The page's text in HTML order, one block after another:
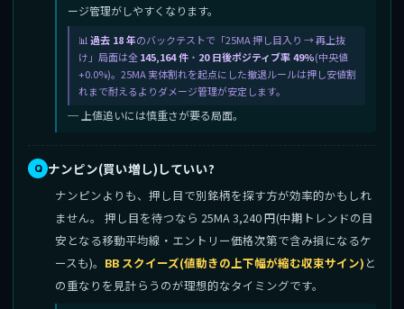
ージ管理がしやすくなります。
過去 18 年のバックテストで「25MA 押し目入り → 再上抜
け」局面は全145,164 件 ・ 20 日後ポジティブ率 49%(中央値
+0.0%)。25MA 実体割れを起点にした撤退ルールは押し安値割
れまで耐えるよりダメージ管理が安定します。
─ 上値追いには慎重さが要る局面。
ナンピン(買い増し)していい?
ナンピンよりも、押し目で別銘柄を探す方が効率的かもしれ
ません。 押し目を待つなら 25MA 3,240 円(中期トレンドの目
安となる移動平均線・エントリー価格次第で含み損になるケ
ースも)。 BB スクイーズ(値動きの上下幅が縮む収束サイン) と
の重なりを見計らうのが理想的なタイミングです。